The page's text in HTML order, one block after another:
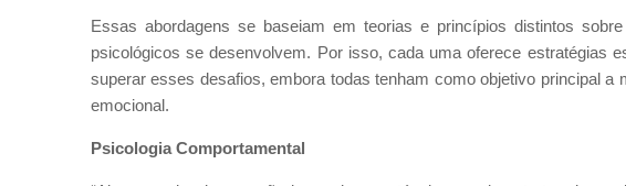
Essas abordagens se baseiam em teorias e princípios distintos
psicológicos se desenvolvem. Por isso, cada uma oferece estratégias
superar esses desafios, embora todas tenham como objetivo principal a
emocional.
Psicologia Comportamental